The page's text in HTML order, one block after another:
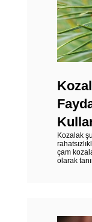
Kozalak
çam
olarak